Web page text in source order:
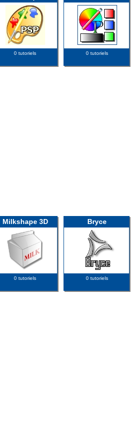
0 tutoriels 0 tutoriels
Milkshape 3D
0 tutoriels
Bryce
0 tutoriels